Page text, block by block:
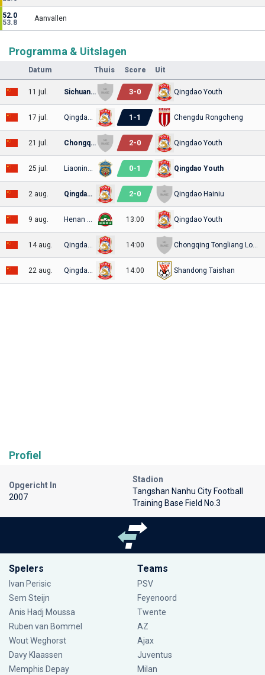
52.0
53.8
Aanvallen
Programma & Uitslagen
Datum Thuis Score Uit
11 jul. Sichuan FC 3-0 Qingdao Youth
17 jul. Qingdao Youth 1 -1 Chengdu Rongcheng
21 jul. Chongqing Tongliang Long 2-0 Qingdao Youth
25 jul. Liaoning Shenyang Urban 0-1 Qingdao Youth
2 aug. Qingdao Youth 2-0 Qingdao Hainiu
9 aug. Henan Songshan 13:00 Qingdao Youth
14 aug. Qingdao Youth 14:00 Chongqing Tongliang Long
22 aug. Qingdao Youth 14:00 Shandong Taishan
Profiel
Opgericht In
2007
Stadion
Tangshan Nanhu City Football
Training Base Field No.3
Spelers
Ivan Perisic
Sem Steijn
Anis Hadj Moussa
Ruben van Bommel
Wout Weghorst
Davy Klaassen
Memphis Depay
Teams
PSV
Feyenoord
Twente
AZ
Ajax
Juventus
Milan